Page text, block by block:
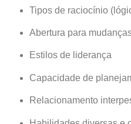
Tipos de raciocínio
Abertura para
Estilos de liderança
Capacidade de
Relacionamento